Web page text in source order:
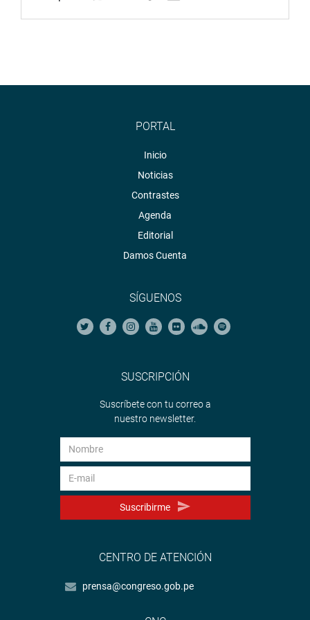
referida iniciativa, mientras que los legisladores Diego
energético, los costos y las normas legales vigentes.
PORTAL
Inicio
Noticias
Contrastes
Agenda
Editorial
Damos Cuenta
SÍGUENOS
SUSCRIPCIÓN
Suscríbete con tu correo a
nuestro newsletter.
Suscribirme
CENTRO DE ATENCIÓN
prensa@congreso.gob.pe